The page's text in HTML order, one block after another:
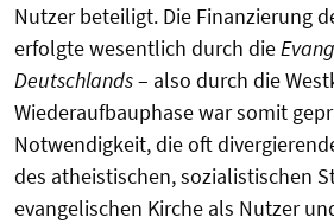
Nutzer beteiligt. Die Finanzierung
erfolgte wesentlich durch die
Deutschlands– also durch die
Wiederaufbauphase war somit
Notwendigkeit, die oft
des atheistischen, sozialistischen
evangelischen Kirche als Nutzer